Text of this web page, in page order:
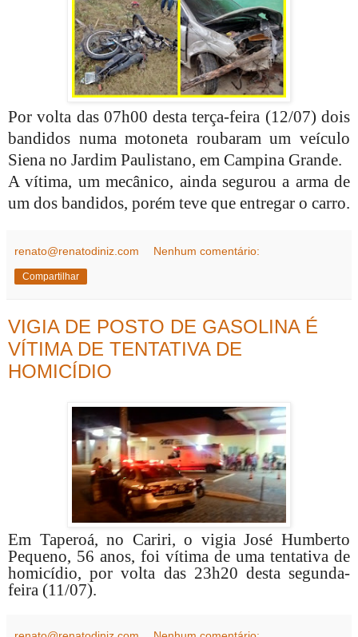
Por volta das 07h00 desta terça-feira (12/07) dois
bandidos numa motoneta roubaram um veículo
Siena no Jardim Paulistano, em Campina Grande.
A vítima, um mecânico, ainda segurou a arma de
um dos bandidos, porém teve que entregar o carro.
renato@renatodiniz.com Nenhum comentário:
Compartilhar
VIGIA DE POSTO DE GASOLINA É
VÍTIMA DE TENTATIVA DE
HOMICÍDIO
Em Taperoá, no Cariri, o vigia José Humberto
Pequeno, 56 anos, foi vítima de uma tentativa de
homicídio, por volta das 23h20 desta segunda-
feira (11/07).